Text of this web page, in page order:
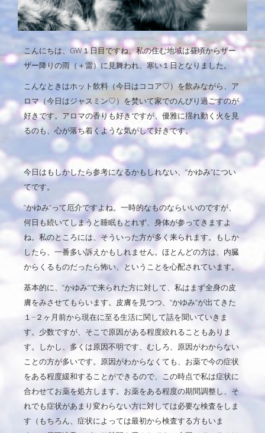
こんにちは、GW１日目ですね、私の住む地域は昼頃からザー
ザー降りの雨（＋雷）に見舞われ、寒い１日となりました。
こんなときはホット飲料（今日はココア♡）を飲みながら、ア
ロマ（今日はジャスミン♡）を焚いて家でのんびり過ごすのが
好きです。アロマの香りも好きですが、優雅に揺れ動く火を見
るのも、心が落ち着くような気がして好きです。
今日はもしかしたら参考になるかもしれない、”かゆみ”につい
てです。
”かゆみ”って厄介ですよね。一時的なものならいいのですが、
何日も続いてしまうと睡眠もとれず、身体が参ってきますよ
ね。私のところには、そういった方が多く来られます。もしか
したら、一番多い訴えかもしれません。ほとんどの方は、内臓
からくるものだったら怖い、ということを心配されています。
基本的に、”かゆみ”で来られた方に対して、私はまず全身の皮
膚をみさせてもらいます。皮膚を見つつ、”かゆみ”が出てきた
１−２ヶ月前から現在に至る生活に関して話を聞いていきま
す。少数ですが、そこで原因がある程度絞れることもありま
す。しかし、多くは原因不明です、むしろ、原因がわからない
ことの方が多いです。原因がわからなくても、お薬で今の症状
をある程度緩和することができるので、この時点で私は症状に
合わせてお薬を処方します。お薬をある程度の期間調整し、そ
れでも症状があまり変わらない方に対しては必要な検査をしま
す（もちろん、症状によっては最初から検査する方もいま